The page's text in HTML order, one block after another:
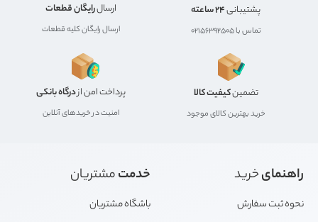
پشتیبانی24 ساعته
تماس با 02156392505
ارسالرایگان قطعات
ارسال رایگان کلیه قطعات
تضمینکیفیت کالا
خرید بهترین کالای موجود
پرداخت امن ازدرگاه بانکی
امنیت در خریدهای آنلاین
راهنمایخرید
نحوه ثبت سفارش
خدمتمشتریان
باشگاه مشتریان